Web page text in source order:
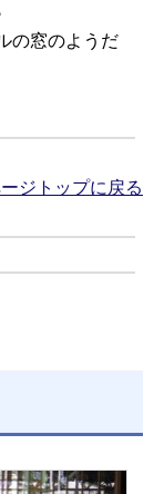
の窓のようだ
ージトップに戻る